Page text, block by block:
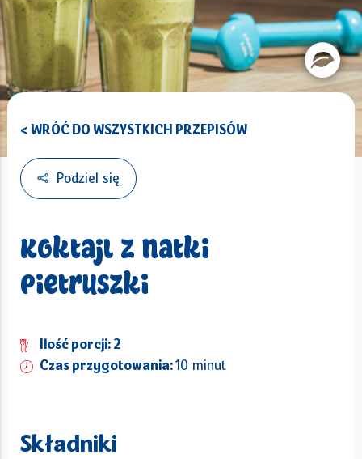
< WRÓĆ DO WSZYSTKICH PRZEPISÓW
Podziel się
Koktajl z natki
pietruszki
Ilość porcji: 2
Czas przygotowania:10 minut
Składniki